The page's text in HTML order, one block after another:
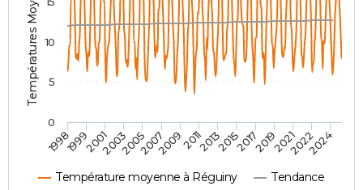
Destinations
City break
Voyage nature
Voyage de noces
Forum
Climat
PHOTO
GUIDES D'ACHAT
BONS PLANS
CARTE DE VOEUX
Carte de Noël
Carte Bonne année
Carte Saint-Valentin
Carte Pâques
Carte d'anniversaire
DICTIONNAIRE
Dictionnaire
Biographies
Citations
Expressions
Proverbes
PROGRAMME TVTempérature moyenne à Réguiny Tendance
199819992001200320052007200920112013201520172019202120222024
0
5
10